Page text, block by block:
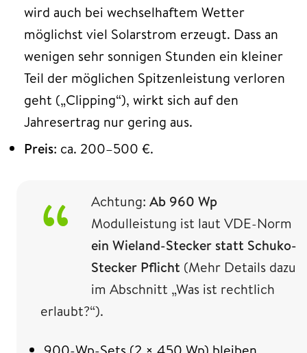
wird auch bei wechselhaftem Wetter
möglichst viel Solarstrom erzeugt. Dass an
wenigen sehr sonnigen Stunden ein kleiner
Teil der möglichen Spitzenleistung verloren
geht („Clipping“), wirkt sich auf den
Jahresertrag nur gering aus.
Preis: ca. 200–500 €.
Achtung: Ab 960 Wp
Modulleistung ist laut VDE-Norm
ein Wieland-Stecker statt Schuko-
Stecker Pflicht (Mehr Details dazu
im Abschnitt „Was ist rechtlich
erlaubt?“).